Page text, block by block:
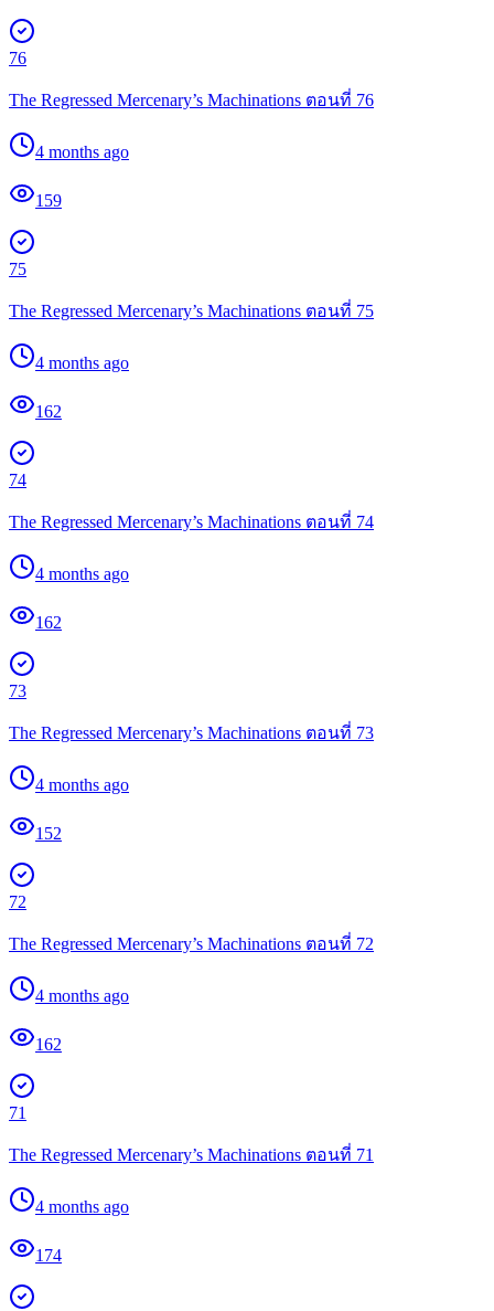
76
The Regressed Mercenary’s Machinations ตอนที่ 76
4 months ago
159
75
The Regressed Mercenary’s Machinations ตอนที่ 75
4 months ago
162
74
The Regressed Mercenary’s Machinations ตอนที่ 74
4 months ago
162
73
The Regressed Mercenary’s Machinations ตอนที่ 73
4 months ago
152
72
The Regressed Mercenary’s Machinations ตอนที่ 72
4 months ago
162
71
The Regressed Mercenary’s Machinations ตอนที่ 71
4 months ago
174